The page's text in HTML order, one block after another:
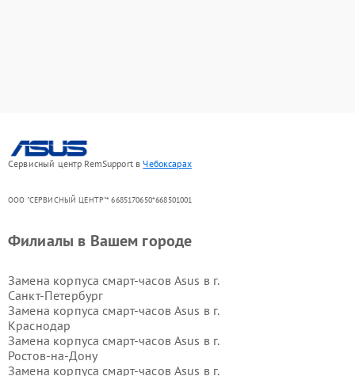
Сервисный центр RemSupport вЧебоксарах
ООО "СЕРВИСНЫЙ ЦЕНТР"* 6685170650*668501001
Филиалы в Вашем городе
Замена корпуса смарт-часов Asus в г.
Санкт-Петербург
Замена корпуса смарт-часов Asus в г.
Краснодар
Замена корпуса смарт-часов Asus в г.
Ростов-на-Дону
Замена корпуса смарт-часов Asus в г.